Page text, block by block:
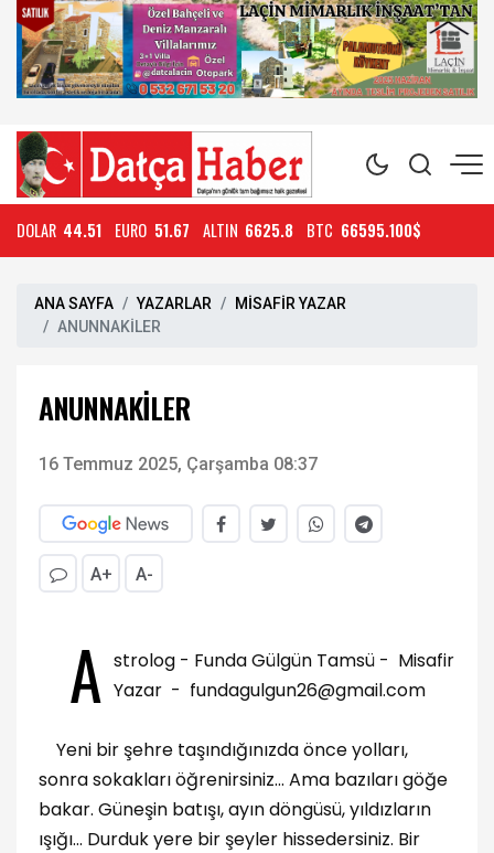
DOLAR 44.51 EURO 51.67 ALTIN 6625.8 BTC 66595.100$
ANA SAYFA YAZARLAR
MİSAFİR YAZAR
ANUNNAKİLER
ANUNNAKİLER
16 Temmuz 2025, Çarşamba 08:37
A+ A-
A strolog - Funda Gülgün Tamsü - Misafir
Yazar - fundagulgun26@gmail.com
Yeni bir şehre taşındığınızda önce yolları,
sonra sokakları öğrenirsiniz... Ama bazıları göğe
bakar. Güneşin batışı, ayın döngüsü, yıldızların
ışığı... Durduk yere bir şeyler hissedersiniz. Bir